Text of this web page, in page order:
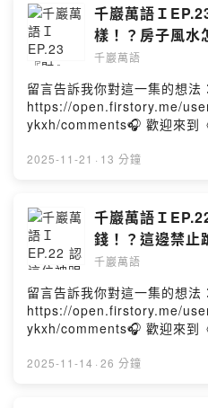
歷人生卡關，又或者是對靈性
心，都非常適合帶著一顆開放
他實在太「真實」了。最後，
小鈴鐺🔔Powered by
千巖萬語Ｉ
樣！？房子風水
千巖萬語
留言告訴我你對這一集的想法：
https://open.firstory.me/
ykxh/comments🎧 歡迎來到
事原本就很有趣，走上自己的
歷人生卡關，又或者是對靈性
心，都非常適合帶著一顆開放
他實在太「真實」了。最後，
小鈴鐺🔔Powered by
2025-11-21 · 13 分鐘
千巖萬語Ｉ
錢！？這邊禁止
千巖萬語
留言告訴我你對這一集的想法：
https://open.firstory.me/
ykxh/comments🎧 歡迎來到
事原本就很有趣，走上自己的
2025-11-14 · 26 分鐘